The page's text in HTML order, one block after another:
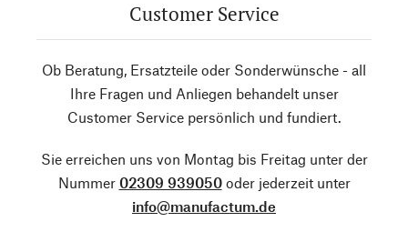
Customer Service
Ob Beratung, Ersatzteile oder Sonderwünsche - all
Ihre Fragen und Anliegen behandelt unser
Customer Service persönlich und fundiert.
Sie erreichen uns von Montag bis Freitag unter der
Nummer 02309 939050oder jederzeit unter
info@manufactum.de